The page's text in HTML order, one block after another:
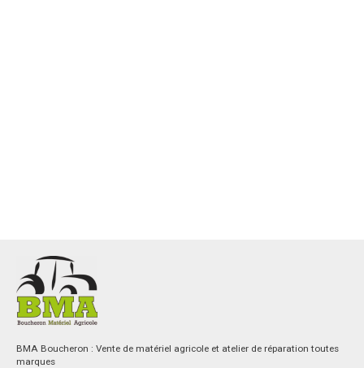
BMA Boucheron : Vente de matériel agricole et atelier de réparation toutes
marques